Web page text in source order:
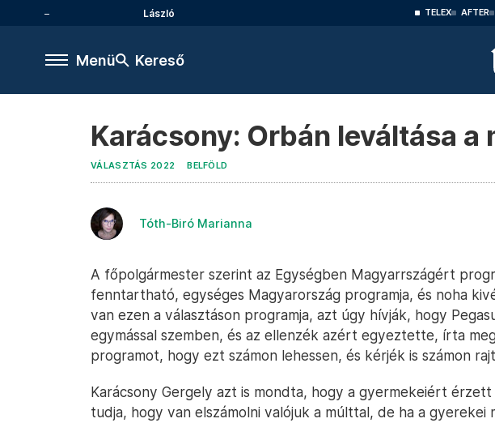
László TELEX AFTER
Menü Kereső
Karácsony: Orbán leváltása a
VÁLASZTÁS 2022 BELFÖLD
Tóth-Biró Marianna
A főpolgármester szerint az Egységben Magyarrszágért
fenntartható, egységes Magyarország programja, és noha
van ezen a választáson programja, azt úgy hívják, hogy
egymással szemben, és az ellenzék azért egyeztette, írta
programot, hogy ezt számon lehessen, és kérjék is számon
Karácsony Gergely azt is mondta, hogy a gyermekeiért
tudja, hogy van elszámolni valójuk a múlttal, de ha a gyerekei